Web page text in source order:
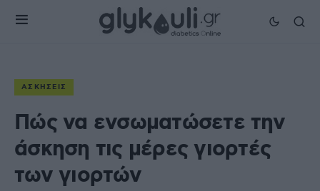
ΑΣΚΉΣΕΙΣ
Πώς να ενσωματώσετε την
άσκηση τις μέρες γιορτές
των γιορτών